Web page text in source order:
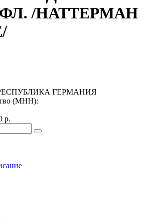
/НАТТЕРМАН
ГЕРМАНИЯ
(МНН):
р.